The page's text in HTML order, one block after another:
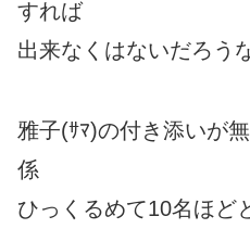
すれば
出来なくはないだろう
雅子(ｻﾏ)の付き添いが
係
ひっくるめて10名ほど